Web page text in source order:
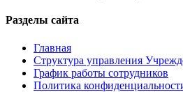
Разделы сайта
Главная
Структура управления
График работы сотрудников
Политика